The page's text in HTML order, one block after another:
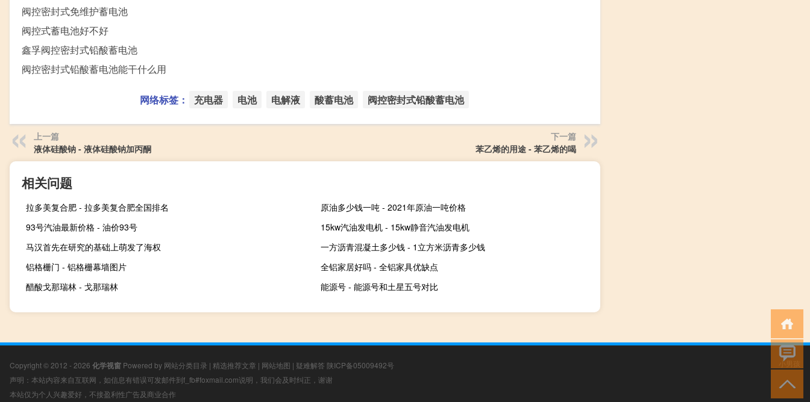
阀控密封式免维护蓄电池
阀控式蓄电池好不好
鑫孚阀控密封式铅酸蓄电池
阀控密封式铅酸蓄电池能干什么用
网络标签： 充电器 电池 电解液 酸蓄电池 阀控密封式铅酸蓄电池
上一篇
液体硅酸钠 - 液体硅酸钠加丙酮
下一篇
苯乙烯的用途 - 苯乙烯的喝
相关问题
拉多美复合肥 - 拉多美复合肥全国排名
原油多少钱一吨 - 2021年原油一吨价格
93号汽油最新价格 - 油价93号
15kw汽油发电机 - 15kw静音汽油发电机
马汉首先在研究的基础上萌发了海权
一方沥青混凝土多少钱 - 1立方米沥青多少钱
铝格栅门 - 铝格栅幕墙图片
全铝家居好吗 - 全铝家具优缺点
醋酸戈那瑞林 - 戈那瑞林
能源号 - 能源号和土星五号对比
Copyright © 2012 - 2026 化学视窗 Powered by 网站分类目录 | 精选推荐文章 | 网站地图 | 疑难解答 陕ICP备05009492号
声明：本站内容来自互联网，如信息有错误可发邮件到f_fb#foxmail.com说明，我们会及时纠正，谢谢
本站仅为个人兴趣爱好，不接盈利性广告及商业合作
小男孩